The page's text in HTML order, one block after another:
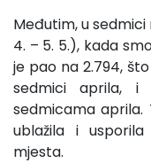
Međutim, u
4. – 5. 5.), kada
je pao na 2.794,
sedmici aprila, i
sedmicama aprila.
ublažila i
mjesta.